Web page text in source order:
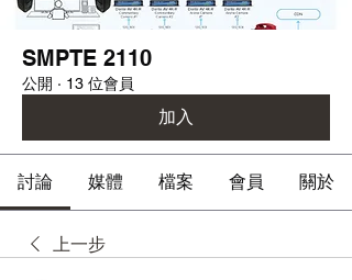
SMPTE 2110
公開 · 13 位會員
加入
討論 媒體 檔案 會員 關於
上一步